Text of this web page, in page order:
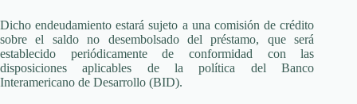
Dicho endeudamiento estará sujeto a una comisión de crédito
sobre el saldo no desembolsado del préstamo, que será
establecido periódicamente de conformidad con las
disposiciones aplicables de la política del Banco
Interamericano de Desarrollo (BID).